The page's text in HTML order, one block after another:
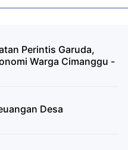
Perintis Garuda,
Warga Cimanggu -
Desa